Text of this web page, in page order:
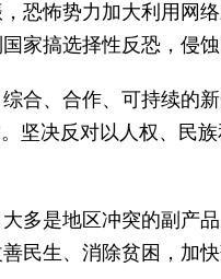
恐怖势力加大利用网
家搞选择性反恐，侵
合、合作、可持续的
坚决反对以人权、民
多是地区冲突的副产
生、消除贫困，加